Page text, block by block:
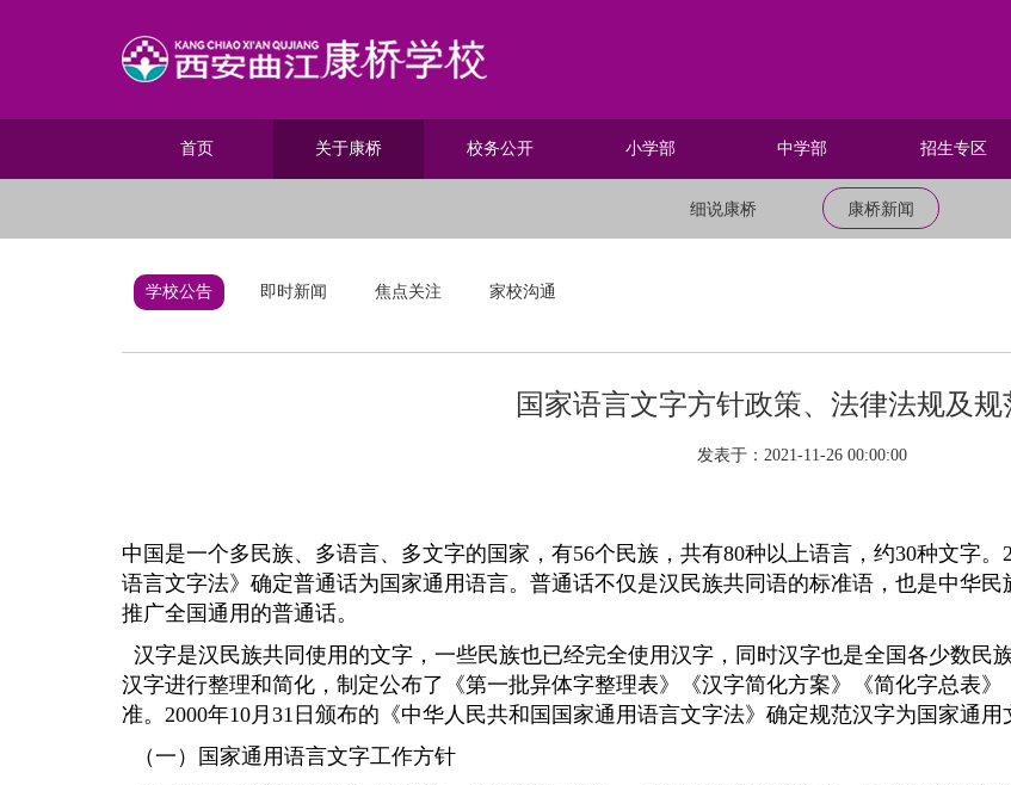
首页 关于康桥 校务公开 小学部 中学部 招生专区
细说康桥 康桥新闻
学校公告 即时新闻 焦点关注 家校沟通
国家语言文字方针政策、法律法规及规
发表于：2021-11-26 00:00:00
中国是一个多民族、多语言、多文字的国家，有56个民族，共有80种以上语言，约30种文字
语言文字法》确定普通话为国家通用语言。普通话不仅是汉民族共同语的标准语，也是中华
推广全国通用的普通话。
汉字是汉民族共同使用的文字，一些民族也已经完全使用汉字，同时汉字也是全国各少数民
汉字进行整理和简化，制定公布了《第一批异体字整理表》《汉字简化方案》《简化字总表
准。2000年10月31日颁布的《中华人民共和国国家通用语言文字法》确定规范汉字为国家通用
（一）国家通用语言文字工作方针